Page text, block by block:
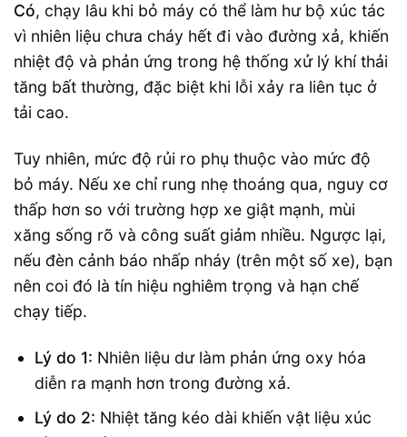
Có, chạy lâu khi bỏ máy có thể làm hư bộ xúc tác
vì nhiên liệu chưa cháy hết đi vào đường xả, khiến
nhiệt độ và phản ứng trong hệ thống xử lý khí thải
tăng bất thường, đặc biệt khi lỗi xảy ra liên tục ở
tải cao.
Tuy nhiên, mức độ rủi ro phụ thuộc vào mức độ
bỏ máy. Nếu xe chỉ rung nhẹ thoáng qua, nguy cơ
thấp hơn so với trường hợp xe giật mạnh, mùi
xăng sống rõ và công suất giảm nhiều. Ngược lại,
nếu đèn cảnh báo nhấp nháy (trên một số xe), bạn
nên coi đó là tín hiệu nghiêm trọng và hạn chế
chạy tiếp.
Lý do 1: Nhiên liệu dư làm phản ứng oxy hóa
diễn ra mạnh hơn trong đường xả.
Lý do 2: Nhiệt tăng kéo dài khiến vật liệu xúc